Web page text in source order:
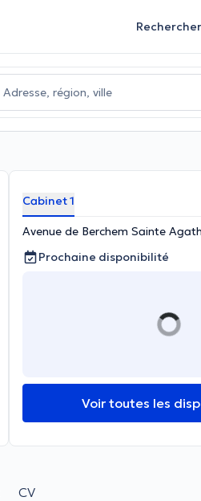
Rechercher
Cabinet 1
Avenue de Berchem Sainte
Prochaine disponibilité
Voir toutes les
CV